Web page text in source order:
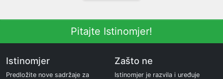
Pitajte Istinomjer!
Istinomjer
Predložite nove sadržaje za
Zašto ne
Istinomjer je razvila i uređuje